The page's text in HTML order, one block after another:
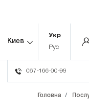
Киев
Укр
Рус
067-166-00-99
Головна